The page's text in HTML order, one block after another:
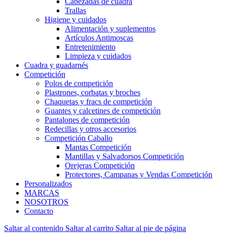
Trallas
Higiene y cuidados
Alimentación y suplementos
Artículos Antimoscas
Entretenimiento
Limpieza y cuidados
Cuadra y guadarnés
Competición
Polos de competición
Plastrones, corbatas y broches
Chaquetas y fracs de competición
Guantes y calcetines de competición
Pantalones de competición
Redecillas y otros accesorios
Competición Caballo
Mantas Competición
Mantillas y Salvadorsos Competición
Orejeras Competición
Protectores, Campanas y Vendas Competición
Personalizados
MARCAS
NOSOTROS
Contacto
Saltar al contenido Saltar al carrito Saltar al pie de página